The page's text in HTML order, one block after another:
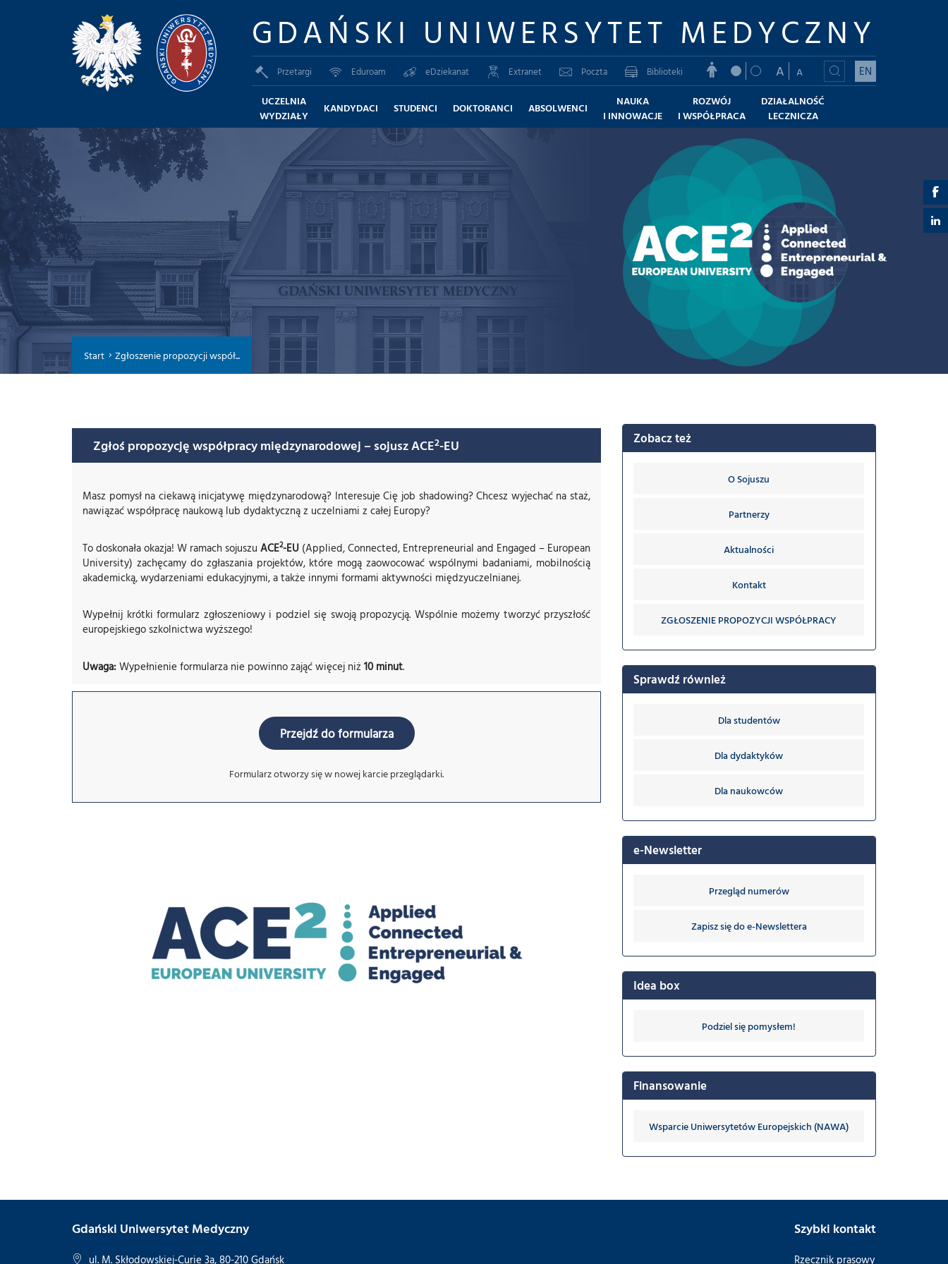
GDAŃSKI UNIWERSYTET MEDYCZNY
Przetargi Eduroam eDziekanat Extranet Poczta Biblioteki A A EN
UCZELNIA
WYDZIAŁY
KANDYDACI STUDENCI DOKTORANCI ABSOLWENCI
NAUKA
I INNOWACJE
ROZWÓJ
I WSPÓŁPRACA
DZIAŁALNOŚĆ
LECZNICZA
Start Zgłoszenie propozycji współ...
Zgłoś propozycję współpracy międzynarodowej – sojusz ACE2-EU
Masz pomysł na ciekawą inicjatywę międzynarodową? Interesuje Cię job shadowing? Chcesz wyjechać na staż,
nawiązać współpracę naukową lub dydaktyczną z uczelniami z całej Europy?
To doskonała okazja! W ramach sojuszu ACE2-EU (Applied, Connected, Entrepreneurial and Engaged – European
University) zachęcamy do zgłaszania projektów, które mogą zaowocować wspólnymi badaniami, mobilnością
akademicką, wydarzeniami edukacyjnymi, a także innymi formami aktywności międzyuczelnianej.
Wypełnij krótki formularz zgłoszeniowy i podziel się swoją propozycją. Wspólnie możemy tworzyć przyszłość
europejskiego szkolnictwa wyższego!
Uwaga:Wypełnienie formularza nie powinno zająć więcej niż10 minut.
Przejdź do formularza
Formularz otworzy się w nowej karcie przeglądarki.
Zobacz też
O Sojuszu
Partnerzy
Aktualności
Kontakt
ZGŁOSZENIE PROPOZYCJI WSPÓŁPRACY
Sprawdź również
Dla studentów
Dla dydaktyków
Dla naukowców
e-Newsletter
Przegląd numerów
Zapisz się do e-Newslettera
Idea box
Podziel się pomysłem!
Finansowanie
Wsparcie Uniwersytetów Europejskich (NAWA)
Gdański Uniwersytet Medyczny
ul. M. Skłodowskiej-Curie 3a, 80-210 Gdańsk
Szybki kontakt
Rzecznik prasowy